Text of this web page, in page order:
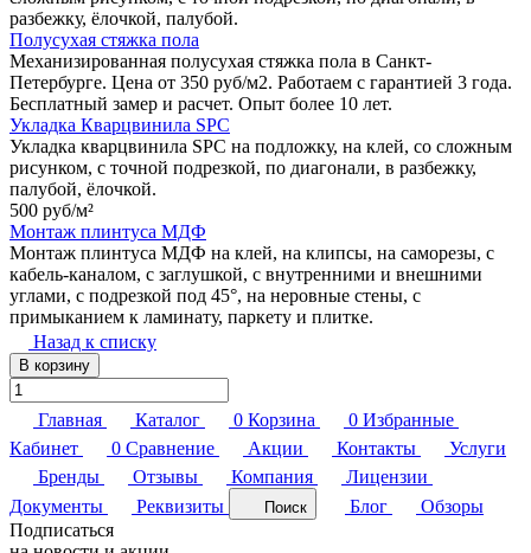
разбежку, ёлочкой, палубой.
Полусухая стяжка пола
Механизированная полусухая стяжка пола в Санкт-
Петербурге. Цена от 350 руб/м2. Работаем с гарантией 3 года.
Бесплатный замер и расчет. Опыт более 10 лет.
Укладка Кварцвинила SPC
Укладка кварцвинила SPC на подложку, на клей, со сложным
рисунком, с точной подрезкой, по диагонали, в разбежку,
палубой, ёлочкой.
500 руб/м²
Монтаж плинтуса МДФ
Монтаж плинтуса МДФ на клей, на клипсы, на саморезы, с
кабель-каналом, с заглушкой, с внутренними и внешними
углами, с подрезкой под 45°, на неровные стены, с
примыканием к ламинату, паркету и плитке.
Назад к списку
В корзину
Главная Каталог 0 Корзина 0 Избранные
Кабинет
0 Сравнение Акции Контакты
Услуги
Бренды
Отзывы Компания
Лицензии
Документы
Реквизиты Поиск Блог
Обзоры
Подписаться